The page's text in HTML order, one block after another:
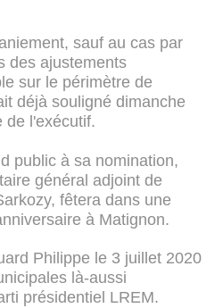
sauf au cas par
des ajustements
sur le périmètre de
déjà souligné dimanche
de l'exécutif.
public à sa nomination,
général adjoint de
fêtera dans une
à Matignon.
Philippe le 3 juillet 2020
là-aussi
présidentiel LREM.